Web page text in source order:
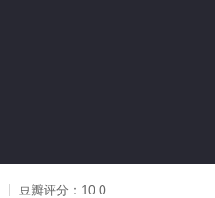
豆瓣评分： 10.0